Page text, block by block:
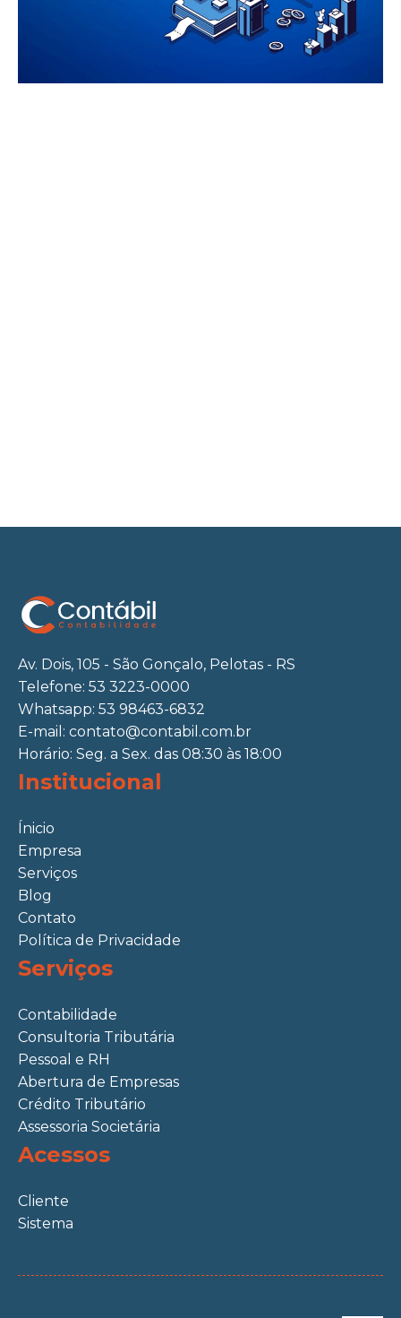
Av. Dois, 105 - São Gonçalo, Pelotas - RS
Telefone: 53 3223-0000
Whatsapp: 53 98463-6832
E-mail: contato@contabil.com.br
Horário: Seg. a Sex. das 08:30 às 18:00
Institucional
Ínicio
Empresa
Serviços
Blog
Contato
Política de Privacidade
Serviços
Contabilidade
Consultoria Tributária
Pessoal e RH
Abertura de Empresas
Crédito Tributário
Assessoria Societária
Acessos
Cliente
Sistema